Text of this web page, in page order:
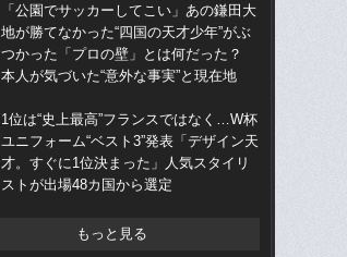
「公園でサッカーしてこい」あの鎌田大
地が勝てなかった“四国の天才少年”がぶ
つかった「プロの壁」とは何だった？
本人が気づいた“意外な事実”と現在地
1位は“史上最高”フランスではなく…W杯
ユニフォーム“ベスト3”発表「デザイン天
才。すぐに1位決まった」人気スタイリ
ストが出場48カ国から選定
もっと見る